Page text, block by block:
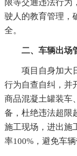
限等交通违法行为
驶人的教育管理，
全。
二、车辆出场
项目自身加大
行为自查自纠，并
商品混凝土罐装车
备，杜绝违法超限
施工现场，进出施
率100%，避免车